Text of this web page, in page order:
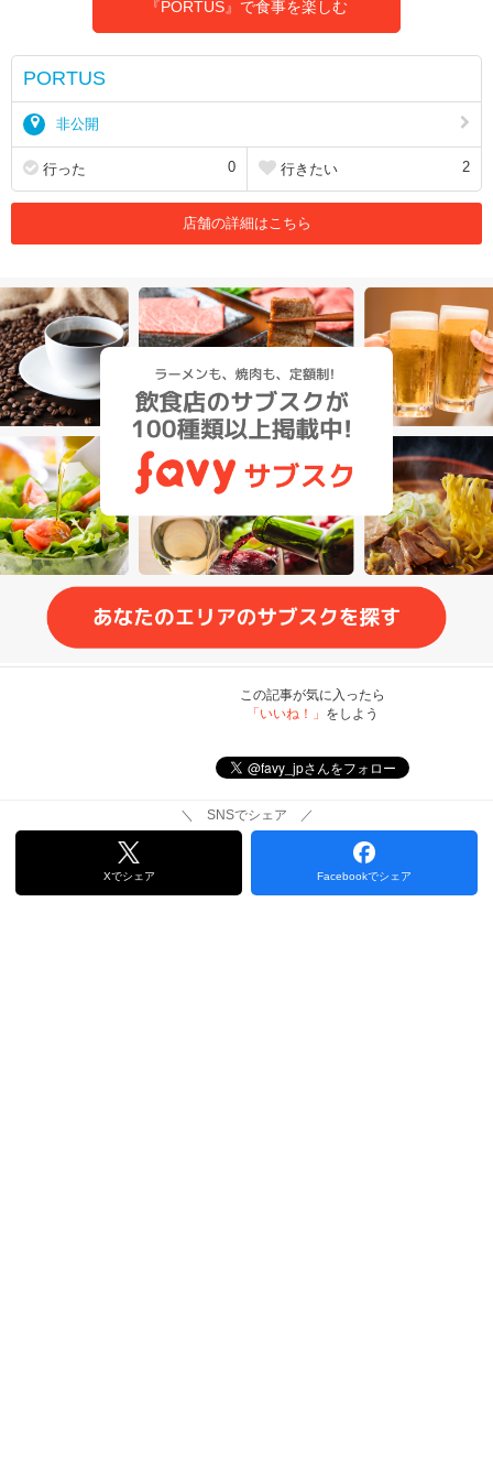
『PORTUS』で食事を楽しむ
PORTUS
非公開
行った 0 行きたい 2
店舗の詳細はこちら
この記事が気に入ったら
「いいね！」 をしよう
＼ SNSでシェア ／
Xでシェア Facebookでシェア